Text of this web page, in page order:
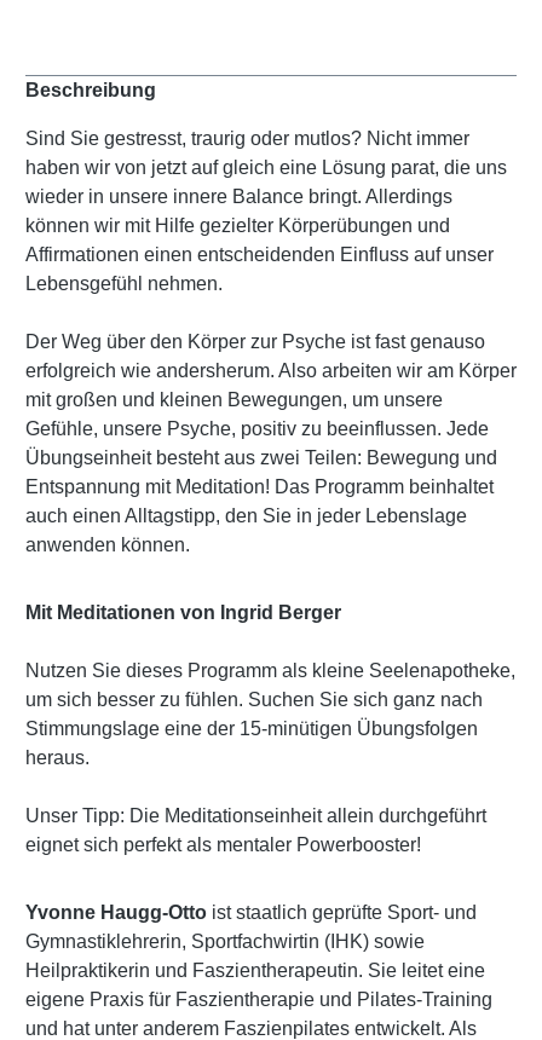
Beschreibung
Sind Sie gestresst, traurig oder mutlos? Nicht immer
haben wir von jetzt auf gleich eine Lösung parat, die uns
wieder in unsere innere Balance bringt. Allerdings
können wir mit Hilfe gezielter Körperübungen und
Affirmationen einen entscheidenden Einfluss auf unser
Lebensgefühl nehmen.
Der Weg über den Körper zur Psyche ist fast genauso
erfolgreich wie andersherum. Also arbeiten wir am Körper
mit großen und kleinen Bewegungen, um unsere
Gefühle, unsere Psyche, positiv zu beeinflussen. Jede
Übungseinheit besteht aus zwei Teilen: Bewegung und
Entspannung mit Meditation! Das Programm beinhaltet
auch einen Alltagstipp, den Sie in jeder Lebenslage
anwenden können.
Mit Meditationen von Ingrid Berger
Nutzen Sie dieses Programm als kleine Seelenapotheke,
um sich besser zu fühlen. Suchen Sie sich ganz nach
Stimmungslage eine der 15-minütigen Übungsfolgen
heraus.
Unser Tipp: Die Meditationseinheit allein durchgeführt
eignet sich perfekt als mentaler Powerbooster!
Yvonne Haugg-Otto ist staatlich geprüfte Sport- und
Gymnastiklehrerin, Sportfachwirtin (IHK) sowie
Heilpraktikerin und Faszientherapeutin. Sie leitet eine
eigene Praxis für Faszientherapie und Pilates-Training
und hat unter anderem Faszienpilates entwickelt. Als